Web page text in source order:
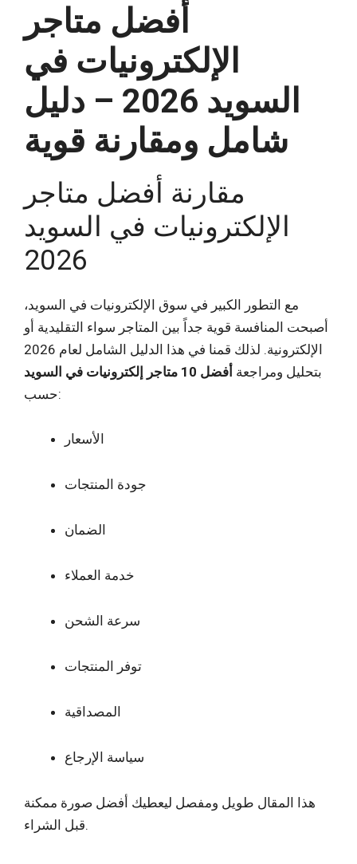
أفضل متاجر
الإلكترونيات في
السويد 2026 – دليل
شامل ومقارنة قوية
مقارنة أفضل متاجر
الإلكترونيات في السويد
2026
مع التطور الكبير في سوق الإلكترونيات في السويد،
أصبحت المنافسة قوية جداً بين المتاجر سواء التقليدية أو
الإلكترونية. لذلك قمنا في هذا الدليل الشامل لعام 2026
بتحليل ومراجعة أفضل 10 متاجر إلكترونيات في السويد
حسب:
الأسعار
جودة المنتجات
الضمان
خدمة العملاء
سرعة الشحن
توفر المنتجات
المصداقية
سياسة الإرجاع
هذا المقال طويل ومفصل ليعطيك أفضل صورة ممكنة
قبل الشراء.